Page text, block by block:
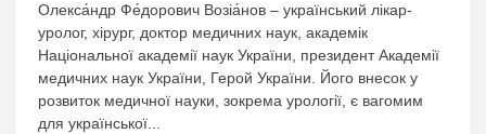
Олександр
Возіанов
Олекса́ндр Фе́дорович Возіа́нов – український лікар-
уролог, хірург, доктор медичних наук, академік
Національної академії наук України, президент Академії
медичних наук України, Герой України. Його внесок у
розвиток медичної науки, зокрема урології, є вагомим
для української...